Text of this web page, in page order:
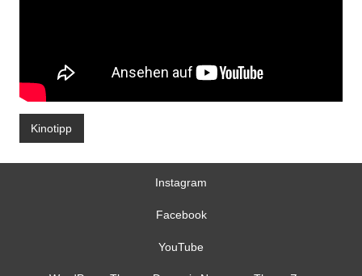
Kinotipp
Instagram
Facebook
YouTube